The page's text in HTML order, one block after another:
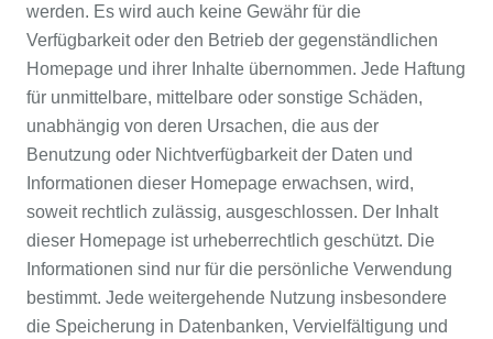
werden. Es wird auch keine Gewähr für die
Verfügbarkeit oder den Betrieb der gegenständlichen
Homepage und ihrer Inhalte übernommen. Jede Haftung
für unmittelbare, mittelbare oder sonstige Schäden,
unabhängig von deren Ursachen, die aus der
Benutzung oder Nichtverfügbarkeit der Daten und
Informationen dieser Homepage erwachsen, wird,
soweit rechtlich zulässig, ausgeschlossen. Der Inhalt
dieser Homepage ist urheberrechtlich geschützt. Die
Informationen sind nur für die persönliche Verwendung
bestimmt. Jede weitergehende Nutzung insbesondere
die Speicherung in Datenbanken, Vervielfältigung und